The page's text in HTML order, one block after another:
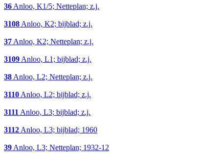
36Anloo, K1/5; Netteplan; z.j.
3108Anloo, K2; bijblad; z.j.
37Anloo, K2; Netteplan; z.j.
3109Anloo, L1; bijblad; z.j.
38Anloo, L2; Netteplan; z.j.
3110Anloo, L2; bijblad; z.j.
3111Anloo, L3; bijblad; z.j.
3112Anloo, L3; bijblad; 1960
39Anloo, L3; Netteplan; 1932-12